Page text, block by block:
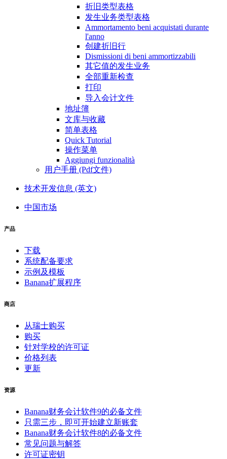
折旧类型表格
发生业务类型表格
Ammortamento beni acquistati durante
l'anno
创建折旧行
Dismissioni di beni ammortizzabili
其它值的发生业务
全部重新检查
打印
导入会计文件
地址簿
文库与收藏
简单表格
Quick Tutorial
操作菜单
Aggiungi funzionalità
用户手册 (Pdf文件)
技术开发信息 (英文)
中国市场
产品
下载
系统配备要求
示例及模板
Banana扩展程序
商店
从瑞士购买
购买
针对学校的许可证
价格列表
更新
资源
Banana财务会计软件9的必备文件
只需三步，即可开始建立新账套
Banana财务会计软件8的必备文件
常见问题与解答
许可证密钥